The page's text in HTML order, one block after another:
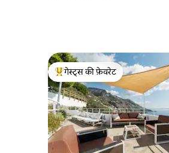
गेस्ट्स का टॉप फ़ेवरेट
गेस्ट्स की फ़ेवरेट